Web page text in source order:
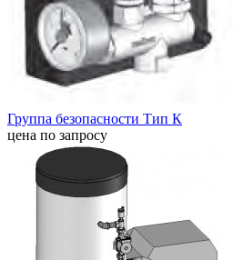
Группа безопасности Тип К
цена по запросу